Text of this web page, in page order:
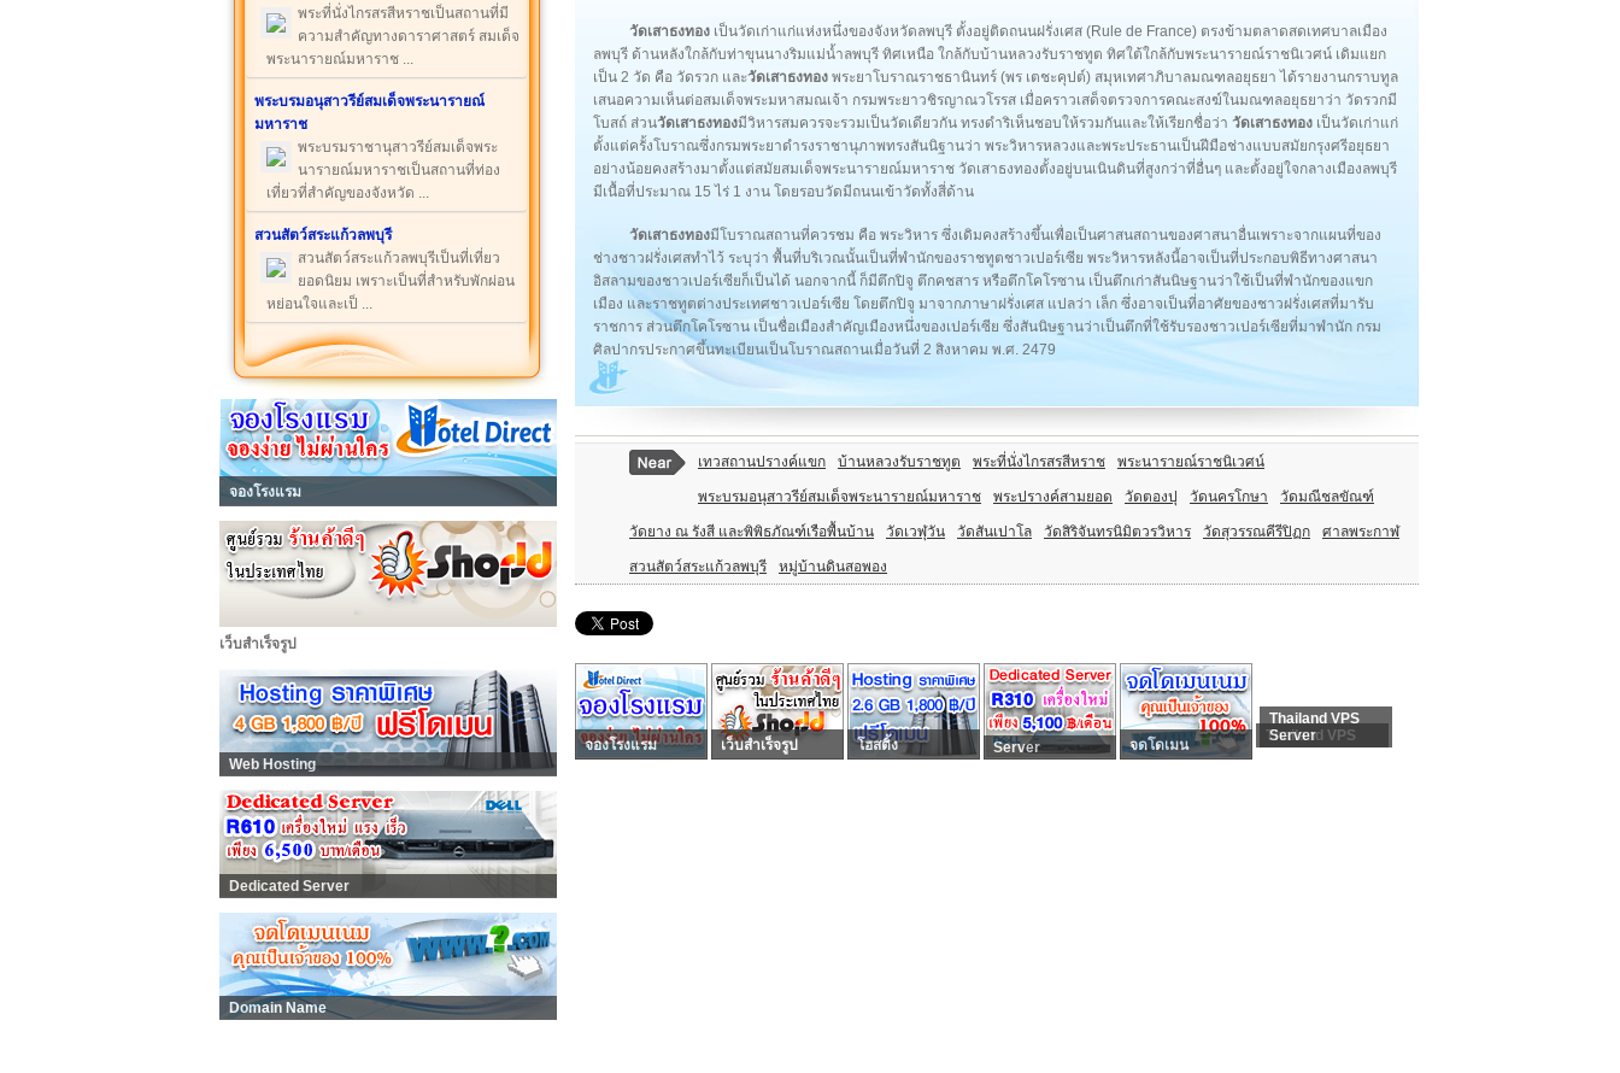
พระที่นั่งไกรสรสีหราชเป็นสถานที่มี
ความสำคัญทางดาราศาสตร์ สมเด็จ
พระนารายณ์มหาราช ...
พระบรมอนุสาวรีย์สมเด็จพระนารายณ์
มหาราช
พระบรมราชานุสาวรีย์สมเด็จพระ
นารายณ์มหาราชเป็นสถานที่ท่อง
เที่ยวที่สำคัญของจังหวัด ...
สวนสัตว์สระแก้วลพบุรี
สวนสัตว์สระแก้วลพบุรีเป็นที่เที่ยว
ยอดนิยม เพราะเป็นที่สำหรับพักผ่อน
หย่อนใจและเป็ ...
จองโรงแรม
เว็บสำเร็จรูป
Web Hosting
Dedicated Server
Domain Name
วัดเสาธงทอง เป็นวัดเก่าแก่แห่งหนึ่งของจังหวัดลพบุรี ตั้งอยู่ติดถนนฝรั่งเศส (Rule de France) ตรงข้ามตลาดสดเทศบาลเมือง
ลพบุรี ด้านหลังใกล้กับท่าขุนนางริมแม่น้ำลพบุรี ทิศเหนือ ใกล้กับบ้านหลวงรับราชทูต ทิศใต้ใกล้กับพระนารายณ์ราชนิเวศน์ เดิมแยก
เป็น 2 วัด คือ วัดรวก และวัดเสาธงทอง พระยาโบราณราชธานินทร์ (พร เตชะคุปต์) สมุหเทศาภิบาลมณฑลอยุธยา ได้รายงานกราบทูล
เสนอความเห็นต่อสมเด็จพระมหาสมณเจ้า กรมพระยาวชิรญาณวโรรส เมื่อคราวเสด็จตรวจการคณะสงฆ์ในมณฑลอยุธยาว่า วัดรวกมี
โบสถ์ ส่วนวัดเสาธงทองมีวิหารสมควรจะรวมเป็นวัดเดียวกัน ทรงดำริเห็นชอบให้รวมกันและให้เรียกชื่อว่า วัดเสาธงทอง เป็นวัดเก่าแก่
ตั้งแต่ครั้งโบราณซึ่งกรมพระยาดำรงราชานุภาพทรงสันนิฐานว่า พระวิหารหลวงและพระประธานเป็นฝีมือช่างแบบสมัยกรุงศรีอยุธยา
อย่างน้อยคงสร้างมาตั้งแต่สมัยสมเด็จพระนารายณ์มหาราช วัดเสาธงทองตั้งอยู่บนเนินดินที่สูงกว่าที่อื่นๆ และตั้งอยู่ใจกลางเมืองลพบุรี
มีเนื้อที่ประมาณ 15 ไร่ 1 งาน โดยรอบวัดมีถนนเข้าวัดทั้งสี่ด้าน
วัดเสาธงทองมีโบราณสถานที่ควรชม คือ พระวิหาร ซึ่งเดิมคงสร้างขึ้นเพื่อเป็นศาสนสถานของศาสนาอื่นเพราะจากแผนที่ของ
ช่างชาวฝรั่งเศสทำไว้ ระบุว่า พื้นที่บริเวณนั้นเป็นที่พำนักของราชทูตชาวเปอร์เซีย พระวิหารหลังนี้อาจเป็นที่ประกอบพิธีทางศาสนา
อิสลามของชาวเปอร์เซียก็เป็นได้ นอกจากนี้ ก็มีตึกปิจู ตึกคชสาร หรือตึกโคโรซาน เป็นตึกเก่าสันนิษฐานว่าใช้เป็นที่พำนักของแขก
เมือง และราชทูตต่างประเทศชาวเปอร์เซีย โดยตึกปิจู มาจากภาษาฝรั่งเศส แปลว่า เล็ก ซึ่งอาจเป็นที่อาศัยของชาวฝรั่งเศสที่มารับ
ราชการ ส่วนตึกโคโรซาน เป็นชื่อเมืองสำคัญเมืองหนึ่งของเปอร์เซีย ซึ่งสันนิษฐานว่าเป็นตึกที่ใช้รับรองชาวเปอร์เซียที่มาพำนัก กรม
ศิลปากรประกาศขึ้นทะเบียนเป็นโบราณสถานเมื่อวันที่ 2 สิงหาคม พ.ศ. 2479
เทวสถานปรางค์แขก บ้านหลวงรับราชทูต พระที่นั่งไกรสรสีหราช พระนารายณ์ราชนิเวศน์
พระบรมอนุสาวรีย์สมเด็จพระนารายณ์มหาราช พระปรางค์สามยอด วัดตองปุ วัดนครโกษา วัดมณีชลขัณฑ์
วัดยาง ณ รังสี และพิพิธภัณฑ์เรือพื้นบ้าน วัดเวฬุวัน วัดสันเปาโล วัดสิริจันทรนิมิตวรวิหาร วัดสุวรรณคีรีปิฏก ศาลพระกาฬ
สวนสัตว์สระแก้วลพบุรี หมู่บ้านดินสอพอง
จองโรงแรม เว็บสำเร็จรูป โฮสติ้ง Server จดโดเมน
Thailand VPS
Thailand VPS
Server